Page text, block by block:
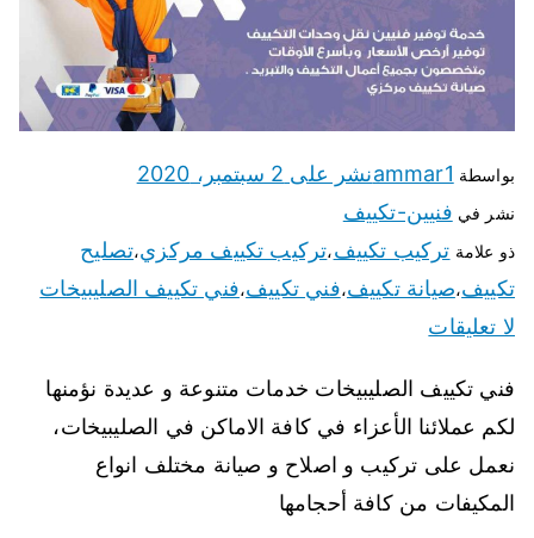
بواسطة ammar1نشر على 2 سبتمبر، 2020
نشر في فنيين-تكييف
ذو علامة تركيب تكييف،تركيب تكييف مركزي،تصليح
تكييف،صيانة تكييف،فني تكييف،فني تكييف الصليبيخات
لا تعليقات
فني تكييف الصليبيخات خدمات متنوعة و عديدة نؤمنها
لكم عملائنا الأعزاء في كافة الاماكن في الصليبيخات،
نعمل على تركيب و اصلاح و صيانة مختلف انواع
المكيفات من كافة أحجامها